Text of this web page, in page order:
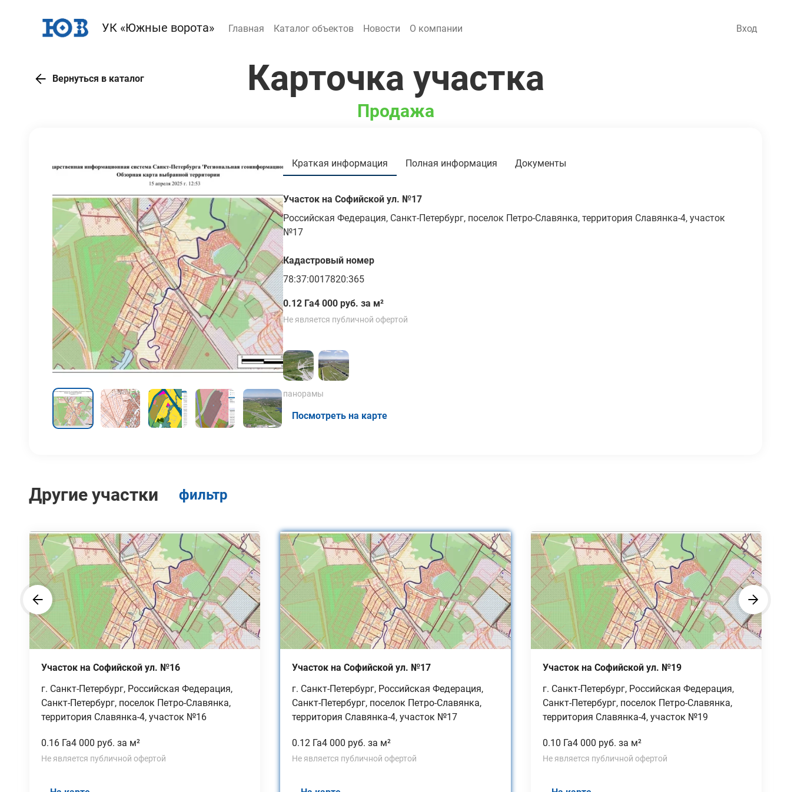
УК «Южные ворота» Главная Каталог объектов Новости О компании Вход
Вернуться в каталог Карточка участка
Продажа
Краткая информация Полная информация Документы
Участок на Софийской ул. №17
Российская Федерация, Санкт-Петербург, поселок Петро-Славянка, территория Славянка-4, участок
№17
Кадастровый номер
78:37:0017820:365
0.12 Га4 000 руб. за м²
Не является публичной офертой
панорамы
Посмотреть на карте
Другие участки фильтр
Участок на Софийской ул. №16
г. Санкт-Петербург, Российская Федерация,
Санкт-Петербург, поселок Петро-Славянка,
территория Славянка-4, участок №16
0.16 Га4 000 руб. за м²
Не является публичной офертой
Участок на Софийской ул. №17
г. Санкт-Петербург, Российская Федерация,
Санкт-Петербург, поселок Петро-Славянка,
территория Славянка-4, участок №17
0.12 Га4 000 руб. за м²
Не является публичной офертой
Участок на Софийской ул. №19
г. Санкт-Петербург, Российская Федерация,
Санкт-Петербург, поселок Петро-Славянка,
территория Славянка-4, участок №19
0.10 Га4 000 руб. за м²
Не является публичной офертой